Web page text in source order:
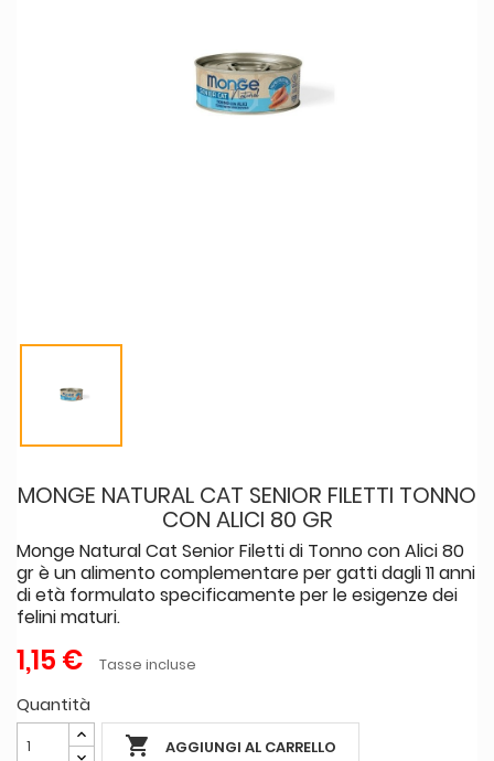
MONGE NATURAL CAT SENIOR FILETTI TONNO
CON ALICI 80 GR
Monge Natural Cat Senior Filetti di Tonno con Alici 80
gr è un alimento complementare per gatti dagli 11 anni
di età formulato specificamente per le esigenze dei
felini maturi.
1,15 € Tasse incluse
Quantità
 AGGIUNGI AL CARRELLO